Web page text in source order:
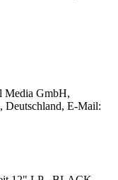
Media GmbH,
Deutschland, E-Mail: